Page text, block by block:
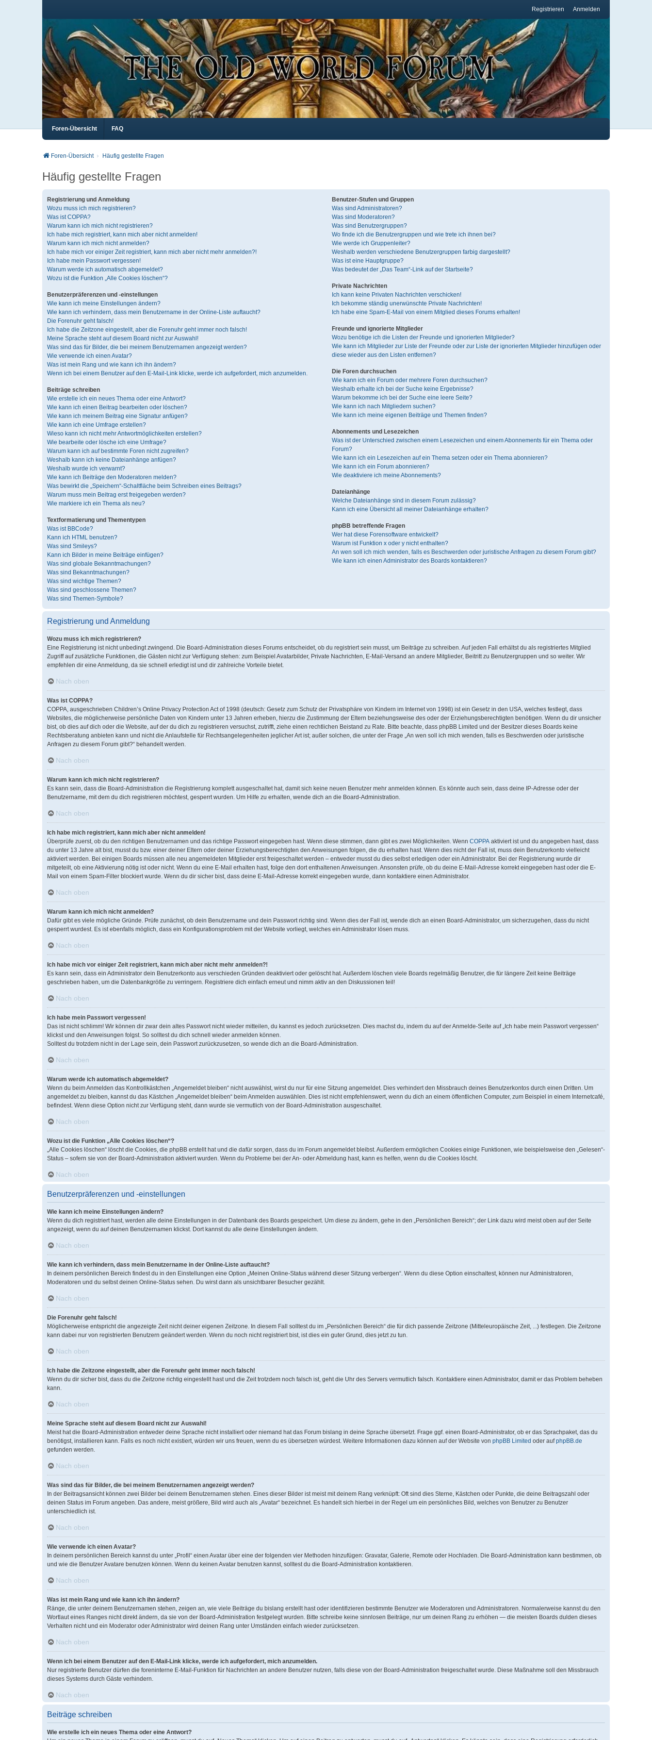
Anmelden
Registrieren
Foren-Übersicht FAQ
Foren-Übersicht Häufig gestellte Fragen
Häufig gestellte Fragen
Registrierung und Anmeldung
Wozu muss ich mich registrieren?
Was ist COPPA?
Warum kann ich mich nicht registrieren?
Ich habe mich registriert, kann mich aber nicht anmelden!
Warum kann ich mich nicht anmelden?
Ich habe mich vor einiger Zeit registriert, kann mich aber nicht mehr anmelden?!
Ich habe mein Passwort vergessen!
Warum werde ich automatisch abgemeldet?
Wozu ist die Funktion „Alle Cookies löschen“?
Benutzerpräferenzen und -einstellungen
Wie kann ich meine Einstellungen ändern?
Wie kann ich verhindern, dass mein Benutzername in der Online-Liste auftaucht?
Die Forenuhr geht falsch!
Ich habe die Zeitzone eingestellt, aber die Forenuhr geht immer noch falsch!
Meine Sprache steht auf diesem Board nicht zur Auswahl!
Was sind das für Bilder, die bei meinem Benutzernamen angezeigt werden?
Wie verwende ich einen Avatar?
Was ist mein Rang und wie kann ich ihn ändern?
Wenn ich bei einem Benutzer auf den E-Mail-Link klicke, werde ich aufgefordert, mich anzumelden.
Beiträge schreiben
Wie erstelle ich ein neues Thema oder eine Antwort?
Wie kann ich einen Beitrag bearbeiten oder löschen?
Wie kann ich meinem Beitrag eine Signatur anfügen?
Wie kann ich eine Umfrage erstellen?
Wieso kann ich nicht mehr Antwortmöglichkeiten erstellen?
Wie bearbeite oder lösche ich eine Umfrage?
Warum kann ich auf bestimmte Foren nicht zugreifen?
Weshalb kann ich keine Dateianhänge anfügen?
Weshalb wurde ich verwarnt?
Wie kann ich Beiträge den Moderatoren melden?
Was bewirkt die „Speichern“-Schaltfläche beim Schreiben eines Beitrags?
Warum muss mein Beitrag erst freigegeben werden?
Wie markiere ich ein Thema als neu?
Textformatierung und Thementypen
Was ist BBCode?
Kann ich HTML benutzen?
Was sind Smileys?
Kann ich Bilder in meine Beiträge einfügen?
Was sind globale Bekanntmachungen?
Was sind Bekanntmachungen?
Was sind wichtige Themen?
Was sind geschlossene Themen?
Was sind Themen-Symbole?
Benutzer-Stufen und Gruppen
Was sind Administratoren?
Was sind Moderatoren?
Was sind Benutzergruppen?
Wo finde ich die Benutzergruppen und wie trete ich ihnen bei?
Wie werde ich Gruppenleiter?
Weshalb werden verschiedene Benutzergruppen farbig dargestellt?
Was ist eine Hauptgruppe?
Was bedeutet der „Das Team“-Link auf der Startseite?
Private Nachrichten
Ich kann keine Privaten Nachrichten verschicken!
Ich bekomme ständig unerwünschte Private Nachrichten!
Ich habe eine Spam-E-Mail von einem Mitglied dieses Forums erhalten!
Freunde und ignorierte Mitglieder
Wozu benötige ich die Listen der Freunde und ignorierten Mitglieder?
Wie kann ich Mitglieder zur Liste der Freunde oder zur Liste der ignorierten Mitglieder hinzufügen oder
diese wieder aus den Listen entfernen?
Die Foren durchsuchen
Wie kann ich ein Forum oder mehrere Foren durchsuchen?
Weshalb erhalte ich bei der Suche keine Ergebnisse?
Warum bekomme ich bei der Suche eine leere Seite?
Wie kann ich nach Mitgliedern suchen?
Wie kann ich meine eigenen Beiträge und Themen finden?
Abonnements und Lesezeichen
Was ist der Unterschied zwischen einem Lesezeichen und einem Abonnements für ein Thema oder
Forum?
Wie kann ich ein Lesezeichen auf ein Thema setzen oder ein Thema abonnieren?
Wie kann ich ein Forum abonnieren?
Wie deaktiviere ich meine Abonnements?
Dateianhänge
Welche Dateianhänge sind in diesem Forum zulässig?
Kann ich eine Übersicht all meiner Dateianhänge erhalten?
phpBB betreffende Fragen
Wer hat diese Forensoftware entwickelt?
Warum ist Funktion x oder y nicht enthalten?
An wen soll ich mich wenden, falls es Beschwerden oder juristische Anfragen zu diesem Forum gibt?
Wie kann ich einen Administrator des Boards kontaktieren?
Registrierung und Anmeldung
Wozu muss ich mich registrieren?
Eine Registrierung ist nicht unbedingt zwingend. Die Board-Administration dieses Forums entscheidet, ob du registriert sein musst, um Beiträge zu schreiben. Auf jeden Fall erhältst du als registriertes Mitglied
Zugriff auf zusätzliche Funktionen, die Gästen nicht zur Verfügung stehen: zum Beispiel Avatarbilder, Private Nachrichten, E-Mail-Versand an andere Mitglieder, Beitritt zu Benutzergruppen und so weiter. Wir
empfehlen dir eine Anmeldung, da sie schnell erledigt ist und dir zahlreiche Vorteile bietet.
Nach oben
Was ist COPPA?
COPPA, ausgeschrieben Children’s Online Privacy Protection Act of 1998 (deutsch: Gesetz zum Schutz der Privatsphäre von Kindern im Internet von 1998) ist ein Gesetz in den USA, welches festlegt, dass
Websites, die möglicherweise persönliche Daten von Kindern unter 13 Jahren erheben, hierzu die Zustimmung der Eltern beziehungsweise des oder der Erziehungsberechtigten benötigen. Wenn du dir unsicher
bist, ob dies auf dich oder die Website, auf der du dich zu registrieren versuchst, zutrifft, ziehe einen rechtlichen Beistand zu Rate. Bitte beachte, dass phpBB Limited und der Besitzer dieses Boards keine
Rechtsberatung anbieten kann und nicht die Anlaufstelle für Rechtsangelegenheiten jeglicher Art ist; außer solchen, die unter der Frage „An wen soll ich mich wenden, falls es Beschwerden oder juristische
Anfragen zu diesem Forum gibt?“ behandelt werden.
Nach oben
Warum kann ich mich nicht registrieren?
Es kann sein, dass die Board-Administration die Registrierung komplett ausgeschaltet hat, damit sich keine neuen Benutzer mehr anmelden können. Es könnte auch sein, dass deine IP-Adresse oder der
Benutzername, mit dem du dich registrieren möchtest, gesperrt wurden. Um Hilfe zu erhalten, wende dich an die Board-Administration.
Nach oben
Ich habe mich registriert, kann mich aber nicht anmelden!
Überprüfe zuerst, ob du den richtigen Benutzernamen und das richtige Passwort eingegeben hast. Wenn diese stimmen, dann gibt es zwei Möglichkeiten. Wenn COPPA aktiviert ist und du angegeben hast, dass
du unter 13 Jahre alt bist, musst du bzw. einer deiner Eltern oder deiner Erziehungsberechtigten den Anweisungen folgen, die du erhalten hast. Wenn dies nicht der Fall ist, muss dein Benutzerkonto vielleicht
aktiviert werden. Bei einigen Boards müssen alle neu angemeldeten Mitglieder erst freigeschaltet werden – entweder musst du dies selbst erledigen oder ein Administrator. Bei der Registrierung wurde dir
mitgeteilt, ob eine Aktivierung nötig ist oder nicht. Wenn du eine E-Mail erhalten hast, folge den dort enthaltenen Anweisungen. Ansonsten prüfe, ob du deine E-Mail-Adresse korrekt eingegeben hast oder die E-
Mail von einem Spam-Filter blockiert wurde. Wenn du dir sicher bist, dass deine E-Mail-Adresse korrekt eingegeben wurde, dann kontaktiere einen Administrator.
Nach oben
Warum kann ich mich nicht anmelden?
Dafür gibt es viele mögliche Gründe. Prüfe zunächst, ob dein Benutzername und dein Passwort richtig sind. Wenn dies der Fall ist, wende dich an einen Board-Administrator, um sicherzugehen, dass du nicht
gesperrt wurdest. Es ist ebenfalls möglich, dass ein Konfigurationsproblem mit der Website vorliegt, welches ein Administrator lösen muss.
Nach oben
Ich habe mich vor einiger Zeit registriert, kann mich aber nicht mehr anmelden?!
Es kann sein, dass ein Administrator dein Benutzerkonto aus verschieden Gründen deaktiviert oder gelöscht hat. Außerdem löschen viele Boards regelmäßig Benutzer, die für längere Zeit keine Beiträge
geschrieben haben, um die Datenbankgröße zu verringern. Registriere dich einfach erneut und nimm aktiv an den Diskussionen teil!
Nach oben
Ich habe mein Passwort vergessen!
Das ist nicht schlimm! Wir können dir zwar dein altes Passwort nicht wieder mitteilen, du kannst es jedoch zurücksetzen. Dies machst du, indem du auf der Anmelde-Seite auf „Ich habe mein Passwort vergessen“
klickst und den Anweisungen folgst. So solltest du dich schnell wieder anmelden können.
Solltest du trotzdem nicht in der Lage sein, dein Passwort zurückzusetzen, so wende dich an die Board-Administration.
Nach oben
Warum werde ich automatisch abgemeldet?
Wenn du beim Anmelden das Kontrollkästchen „Angemeldet bleiben“ nicht auswählst, wirst du nur für eine Sitzung angemeldet. Dies verhindert den Missbrauch deines Benutzerkontos durch einen Dritten. Um
angemeldet zu bleiben, kannst du das Kästchen „Angemeldet bleiben“ beim Anmelden auswählen. Dies ist nicht empfehlenswert, wenn du dich an einem öffentlichen Computer, zum Beispiel in einem Internetcafé,
befindest. Wenn diese Option nicht zur Verfügung steht, dann wurde sie vermutlich von der Board-Administration ausgeschaltet.
Nach oben
Wozu ist die Funktion „Alle Cookies löschen“?
„Alle Cookies löschen“ löscht die Cookies, die phpBB erstellt hat und die dafür sorgen, dass du im Forum angemeldet bleibst. Außerdem ermöglichen Cookies einige Funktionen, wie beispielsweise den „Gelesen“-
Status – sofern sie von der Board-Administration aktiviert wurden. Wenn du Probleme bei der An- oder Abmeldung hast, kann es helfen, wenn du die Cookies löscht.
Nach oben
Benutzerpräferenzen und -einstellungen
Wie kann ich meine Einstellungen ändern?
Wenn du dich registriert hast, werden alle deine Einstellungen in der Datenbank des Boards gespeichert. Um diese zu ändern, gehe in den „Persönlichen Bereich“; der Link dazu wird meist oben auf der Seite
angezeigt, wenn du auf deinen Benutzernamen klickst. Dort kannst du alle deine Einstellungen ändern.
Nach oben
Wie kann ich verhindern, dass mein Benutzername in der Online-Liste auftaucht?
In deinem persönlichen Bereich findest du in den Einstellungen eine Option „Meinen Online-Status während dieser Sitzung verbergen“. Wenn du diese Option einschaltest, können nur Administratoren,
Moderatoren und du selbst deinen Online-Status sehen. Du wirst dann als unsichtbarer Besucher gezählt.
Nach oben
Die Forenuhr geht falsch!
Möglicherweise entspricht die angezeigte Zeit nicht deiner eigenen Zeitzone. In diesem Fall solltest du im „Persönlichen Bereich“ die für dich passende Zeitzone (Mitteleuropäische Zeit, ...) festlegen. Die Zeitzone
kann dabei nur von registrierten Benutzern geändert werden. Wenn du noch nicht registriert bist, ist dies ein guter Grund, dies jetzt zu tun.
Nach oben
Ich habe die Zeitzone eingestellt, aber die Forenuhr geht immer noch falsch!
Wenn du dir sicher bist, dass du die Zeitzone richtig eingestellt hast und die Zeit trotzdem noch falsch ist, geht die Uhr des Servers vermutlich falsch. Kontaktiere einen Administrator, damit er das Problem beheben
kann.
Nach oben
Meine Sprache steht auf diesem Board nicht zur Auswahl!
Meist hat die Board-Administration entweder deine Sprache nicht installiert oder niemand hat das Forum bislang in deine Sprache übersetzt. Frage ggf. einen Board-Administrator, ob er das Sprachpaket, das du
benötigst, installieren kann. Falls es noch nicht existiert, würden wir uns freuen, wenn du es übersetzen würdest. Weitere Informationen dazu können auf der Website von phpBB Limited oder aufphpBB.de
gefunden werden.
Nach oben
Was sind das für Bilder, die bei meinem Benutzernamen angezeigt werden?
In der Beitragsansicht können zwei Bilder bei deinem Benutzernamen stehen. Eines dieser Bilder ist meist mit deinem Rang verknüpft: Oft sind dies Sterne, Kästchen oder Punkte, die deine Beitragszahl oder
deinen Status im Forum angeben. Das andere, meist größere, Bild wird auch als „Avatar“ bezeichnet. Es handelt sich hierbei in der Regel um ein persönliches Bild, welches von Benutzer zu Benutzer
unterschiedlich ist.
Nach oben
Wie verwende ich einen Avatar?
In deinem persönlichen Bereich kannst du unter „Profil“ einen Avatar über eine der folgenden vier Methoden hinzufügen: Gravatar, Galerie, Remote oder Hochladen. Die Board-Administration kann bestimmen, ob
und wie die Benutzer Avatare benutzen können. Wenn du keinen Avatar benutzen kannst, solltest du die Board-Administration kontaktieren.
Nach oben
Was ist mein Rang und wie kann ich ihn ändern?
Ränge, die unter deinem Benutzernamen stehen, zeigen an, wie viele Beiträge du bislang erstellt hast oder identifizieren bestimmte Benutzer wie Moderatoren und Administratoren. Normalerweise kannst du den
Wortlaut eines Ranges nicht direkt ändern, da sie von der Board-Administration festgelegt wurden. Bitte schreibe keine sinnlosen Beiträge, nur um deinen Rang zu erhöhen — die meisten Boards dulden dieses
Verhalten nicht und ein Moderator oder Administrator wird deinen Rang unter Umständen einfach wieder zurücksetzen.
Nach oben
Wenn ich bei einem Benutzer auf den E-Mail-Link klicke, werde ich aufgefordert, mich anzumelden.
Nur registrierte Benutzer dürfen die foreninterne E-Mail-Funktion für Nachrichten an andere Benutzer nutzen, falls diese von der Board-Administration freigeschaltet wurde. Diese Maßnahme soll den Missbrauch
dieses Systems durch Gäste verhindern.
Nach oben
Beiträge schreiben
Wie erstelle ich ein neues Thema oder eine Antwort?